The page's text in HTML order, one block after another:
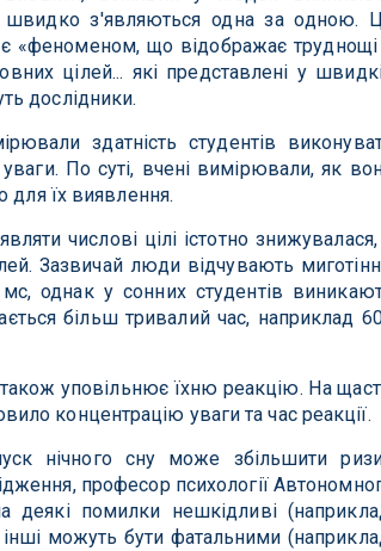
швидко з'являються одна за одною.
«феноменом, що відображає
цілей... які представлені у
дослідники.
здатність студентів
По суті, вчені вимірювали, як
для їх виявлення.
числові цілі істотно
Зазвичай люди відчувають
однак у сонних студентів
більш тривалий час, наприклад
також уповільнює їхню реакцію. На
концентрацію уваги та час реакції.
нічного сну може збільшити
професор психології
деякі помилки нешкідливі
можуть бути фатальними